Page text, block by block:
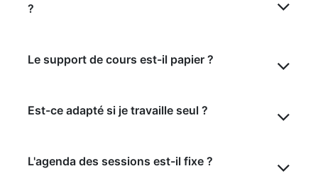
?
Le support de cours est-il papier ?
Est-ce adapté si je travaille seul ?
L'agenda des sessions est-il fixe ?